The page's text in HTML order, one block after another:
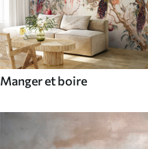
Manger et boire